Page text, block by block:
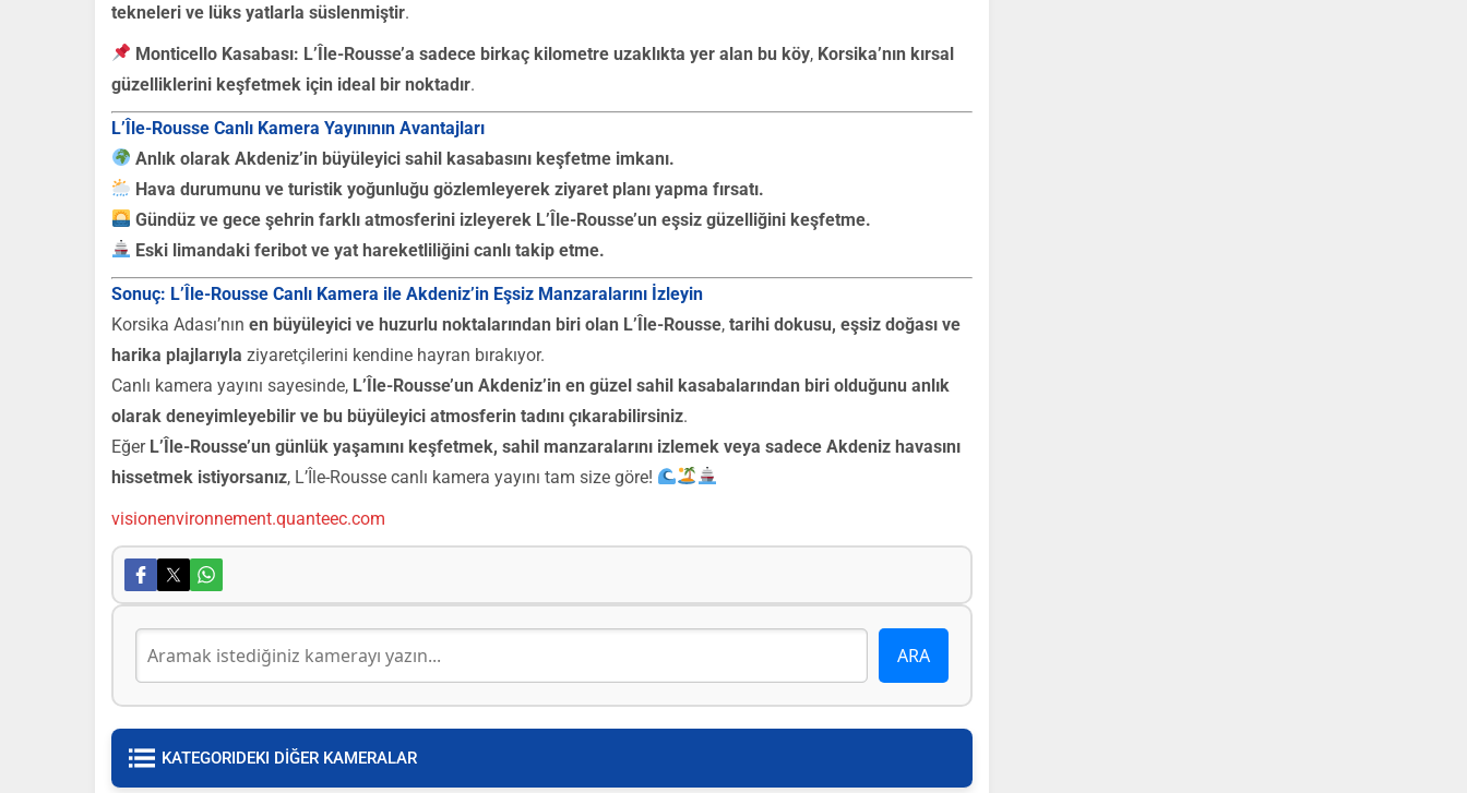
tekneleri ve lüks yatlarla süslenmiştir.
Monticello Kasabası: L’Île-Rousse’a sadece birkaç kilometre uzaklıkta yer alan bu köy, Korsika’nın kırsal
güzelliklerini keşfetmek için ideal bir noktadır.
L’Île-Rousse Canlı Kamera Yayınının Avantajları
Anlık olarak Akdeniz’in büyüleyici sahil kasabasını keşfetme imkanı.
Hava durumunu ve turistik yoğunluğu gözlemleyerek ziyaret planı yapma fırsatı.
Gündüz ve gece şehrin farklı atmosferini izleyerek L’Île-Rousse’un eşsiz güzelliğini keşfetme.
Eski limandaki feribot ve yat hareketliliğini canlı takip etme.
Sonuç: L’Île-Rousse Canlı Kamera ile Akdeniz’in Eşsiz Manzaralarını İzleyin
Korsika Adası’nın en büyüleyici ve huzurlu noktalarından biri olan L’Île-Rousse, tarihi dokusu, eşsiz doğası ve
harika plajlarıyla ziyaretçilerini kendine hayran bırakıyor.
Canlı kamera yayını sayesinde, L’Île-Rousse’un Akdeniz’in en güzel sahil kasabalarından biri olduğunu anlık
olarak deneyimleyebilir ve bu büyüleyici atmosferin tadını çıkarabilirsiniz.
Eğer L’Île-Rousse’un günlük yaşamını keşfetmek, sahil manzaralarını izlemek veya sadece Akdeniz havasını
hissetmek istiyorsanız, L’Île-Rousse canlı kamera yayını tam size göre!
visionenvironnement.quanteec.com
KATEGORIDEKI DİĞER KAMERALAR